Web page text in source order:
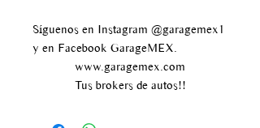
Síguenos en Instagram @garagemex1
y en Facebook GarageMEX.
www.garagemex.com
Tus brokers de autos!!